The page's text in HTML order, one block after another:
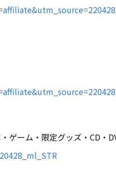
ゲーム・限定グッズ・CD・